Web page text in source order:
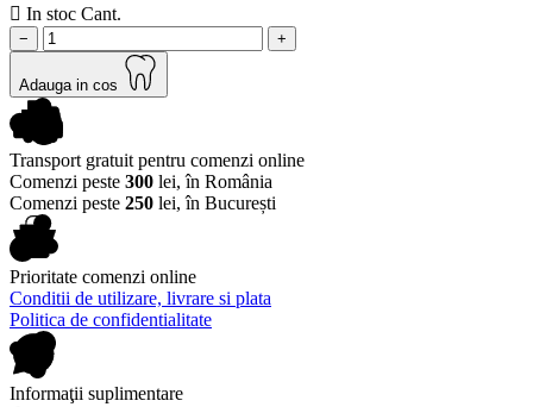
 In stoc Cant.
− +
Adauga in cos
Transport gratuit pentru comenzi online
Comenzi peste 300 lei, în România
Comenzi peste 250 lei, în București
Prioritate comenzi online
Conditii de utilizare, livrare si plata
Politica de confidentialitate
Informaţii suplimentare